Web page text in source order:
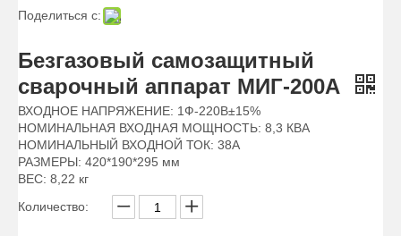
Поделиться с:
Безгазовый самозащитный
сварочный аппарат МИГ-200А
ВХОДНОЕ НАПРЯЖЕНИЕ: 1Ф-220В±15%
НОМИНАЛЬНАЯ ВХОДНАЯ МОЩНОСТЬ: 8,3 КВА
НОМИНАЛЬНЫЙ ВХОДНОЙ ТОК: 38А
РАЗМЕРЫ: 420*190*295 мм
ВЕС: 8,22 кг
Количество: